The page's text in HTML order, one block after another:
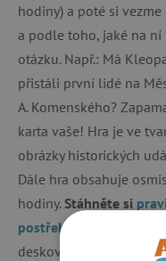
hodiny) a poté si
a podle toho, jaké na
otázku. Např.: Má
přistáli první lidé na
A. Komenského?
karta vaše! Hra je ve
obrázky historických
Dále hra obsahuje
hodiny. Stáhněte si
postřehové hře na téma
deskovehry.com